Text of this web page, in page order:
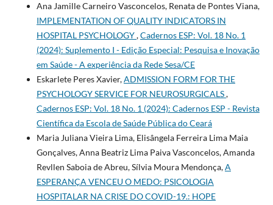
Ana Jamille Carneiro Vasconcelos, Renata de Pontes Viana,
IMPLEMENTATION OF QUALITY INDICATORS IN
HOSPITAL PSYCHOLOGY,Cadernos ESP: Vol. 18 No. 1
(2024): Suplemento I - Edição Especial: Pesquisa e Inovação
em Saúde - A experiência da Rede Sesa/CE
Eskarlete Peres Xavier,ADMISSION FORM FOR THE
PSYCHOLOGY SERVICE FOR NEUROSURGICALS,
Cadernos ESP: Vol. 18 No. 1 (2024): Cadernos ESP - Revista
Cientí­fica da Escola de Saúde Pública do Ceará
Maria Juliana Vieira Lima, Elisângela Ferreira Lima Maia
Gonçalves, Anna Beatriz Lima Paiva Vasconcelos, Amanda
Revllen Saboia de Abreu, Sílvia Moura Mendonça,A
ESPERANÇA VENCEU O MEDO: PSICOLOGIA
HOSPITALAR NA CRISE DO COVID-19.: HOPE